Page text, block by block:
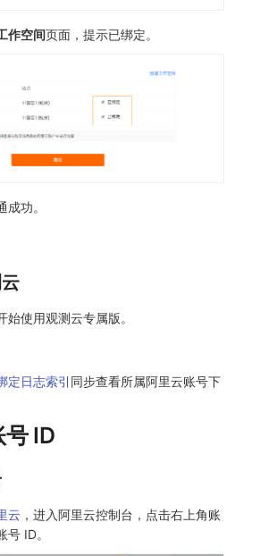
作空间页面，提示已绑定。
成功。
使用观测云专属版。
定日志索引 同步查看所属阿里云账号下
ID
云 ，进入阿里云控制台，点击右上角账
ID。